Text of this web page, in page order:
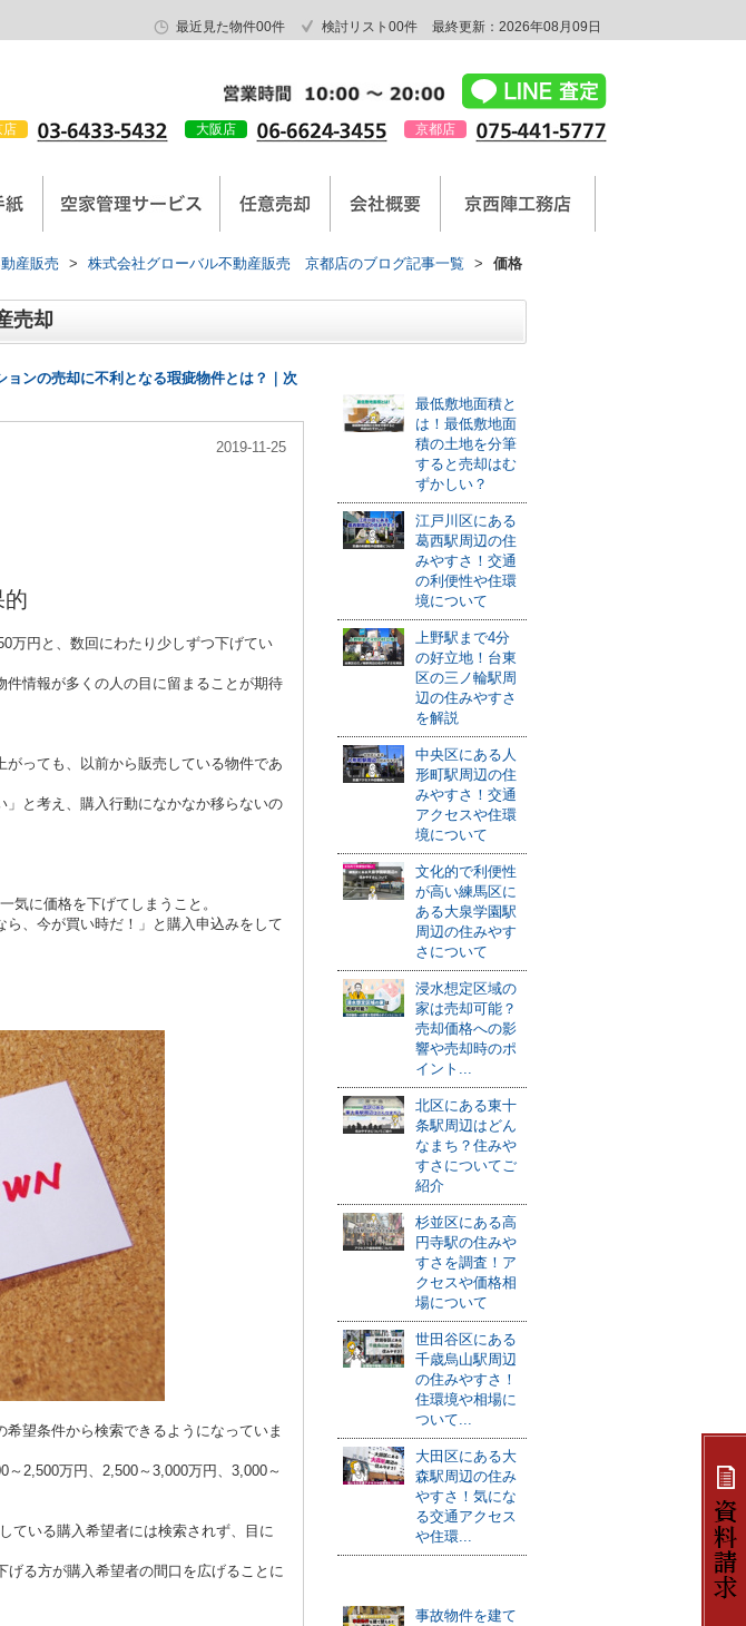
最近見た物件00件 検討リスト 00件 最終更新：2026年08月09日
店 大阪店 京都店
産販売 > 株式会社グローバル不動産販売 京都店のブログ記事一覧 >
価格
売却
ョンの売却に不利となる瑕疵物件とは？｜次
2019-11-25
的
万円と、数回にわたり少しずつ下げてい
情報が多くの人の目に留まることが期待
っても、以前から販売している物件であ
と考え、購入行動になかなか移らないの
気に価格を下げてしまうこと。
、今が買い時だ！」と購入申込みをして
望条件から検索できるようになっていま
～ 2,500万円、 2,500～ 3,000万円、 3,000～
ている購入希望者には検索されず、目に
る方が購入希望者の間口を広げることに
最低敷地面積と
は！最低敷地面
積の土地を分筆
すると売却はむ
ずかしい？
江戸川区にある
葛西駅周辺の住
みやすさ！交通
の利便性や住環
境について
上野駅まで4分
の好立地！台東
区の三ノ輪駅周
辺の住みやすさ
を解説
中央区にある人
形町駅周辺の住
みやすさ！交通
アクセスや住環
境について
文化的で利便性
が高い練馬区に
ある大泉学園駅
周辺の住みやす
さについて
浸水想定区域の
家は売却可能？
売却価格への影
響や売却時のポ
イント...
北区にある東十
条駅周辺はどん
なまち？住みや
すさについてご
紹介
杉並区にある高
円寺駅の住みや
すさを調査！ア
クセスや価格相
場について
世田谷区にある
千歳烏山駅周辺
の住みやすさ！
住環境や相場に
ついて...
大田区にある大
森駅周辺の住み
やすさ！気にな
る交通アクセス
や住環...
事故物件を建て